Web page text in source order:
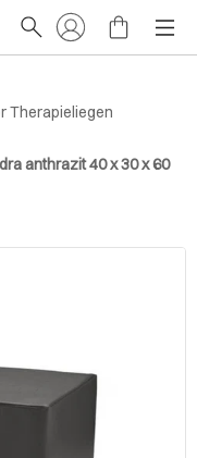
Therapieliegen
anthrazit 40 x 30 x 60